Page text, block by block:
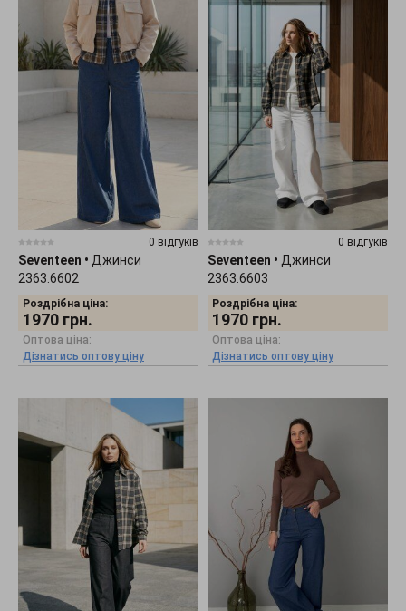
0 відгуків
Seventeen • Джинси
2363.6602
Роздрібна ціна:
1970 грн.
Оптова ціна:
Дізнатись оптову ціну
0 відгуків
Seventeen • Джинси
2363.6603
Роздрібна ціна:
1970 грн.
Оптова ціна:
Дізнатись оптову ціну